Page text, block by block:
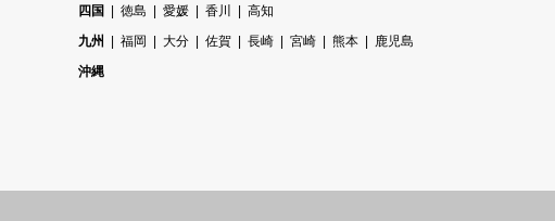
四国
徳島 愛媛 香川
高知
九州
福岡 大分 佐賀 長崎 宮崎 熊本
鹿児島
沖縄